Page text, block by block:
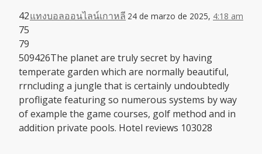
แทงบอลออนไลน์เกาหลี 24 de marzo de 2025, 4:18 am
42
75
79
509426The planet are truly secret by having
temperate garden which are normally beautiful,
rrncluding a jungle that is certainly undoubtedly
profligate featuring so numerous systems by way
of example the game courses, golf method and in
addition private pools. Hotel reviews 103028